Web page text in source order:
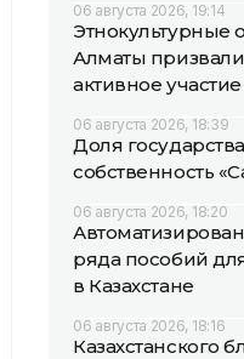
06 августа 2026, 19:14
Этнокультурные
Алматы
активное
06 августа 2026, 18:39
Доля
собственность
06 августа 2026, 18:20
ряда пособий
в Казахстане
06 августа 2026, 18:16
Казахстанского